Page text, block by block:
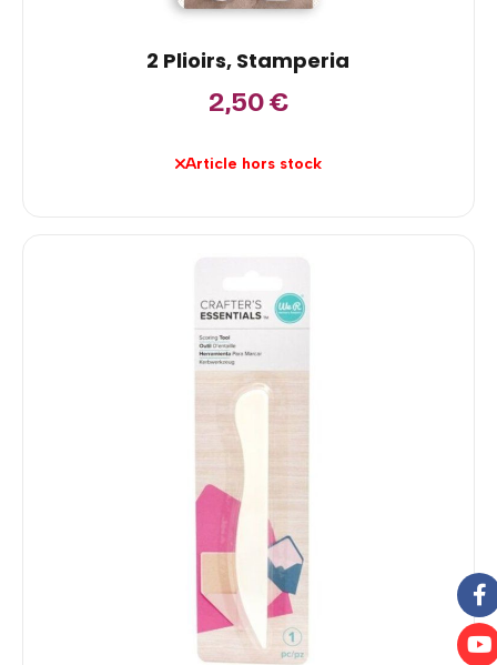
2 Plioirs, Stamperia
2,50€
Article hors stock